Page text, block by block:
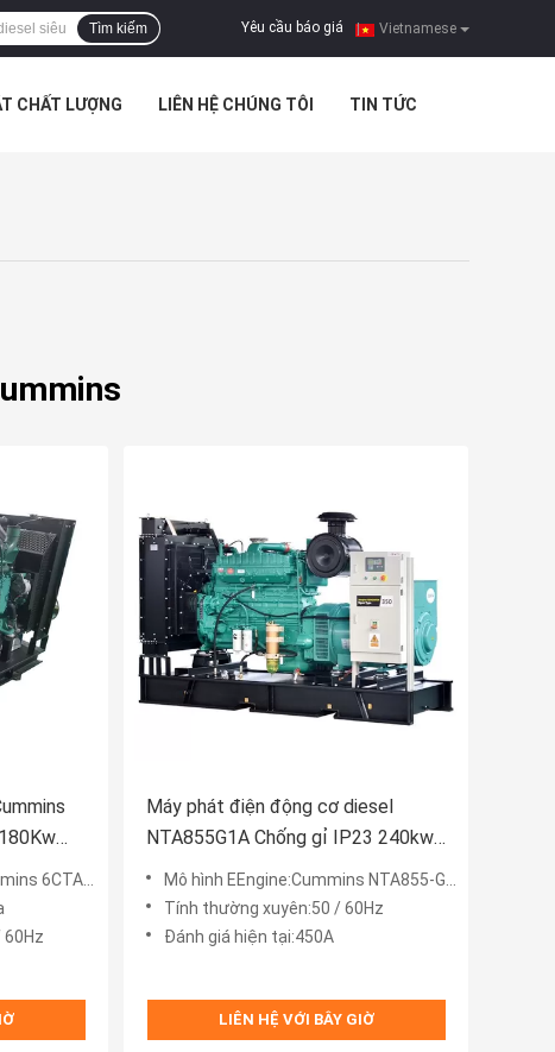
Vietnamese
Yêu cầu báo giá |
Tìm kiếm
CHẤT LƯỢNG LIÊN HỆ CHÚNG TÔI TIN TỨC
G2
Máy phát điện động cơ diesel
NTA855G1A Chống gỉ IP23 240kw
300kva
Mô hình EEngine:Cummins NTA855-G1A
Tính thường xuyên:50 / 60Hz
Đánh giá hiện tại:450A
LIÊN HỆ VỚI BÂY GIỜ